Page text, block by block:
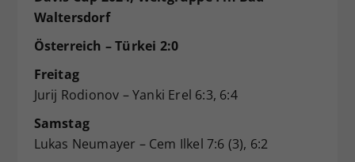
Waltersdorf
Österreich – Türkei 2:0
Freitag
Jurij Rodionov – Yanki Erel 6:3, 6:4
Samstag
Lukas Neumayer – Cem Ilkel 7:6 (3), 6:2